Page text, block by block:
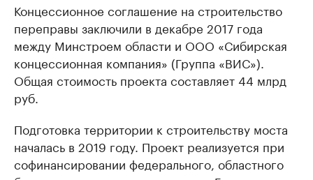
Концессионное соглашение на строительство
переправы заключили в декабре 2017 года
между Минстроем области и ООО «Сибирская
концессионная компания» (Группа «ВИС»).
Общая стоимость проекта составляет 44 млрд
руб.
Подготовка территории к строительству моста
началась в 2019 году. Проект реализуется при
софинансировании федерального, областного